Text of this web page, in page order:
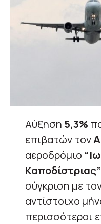
Αύξηση 5,3%
επιβατών τον
αεροδρόμιο
σύγκριση με
αντίστοιχο
περισσότεροι